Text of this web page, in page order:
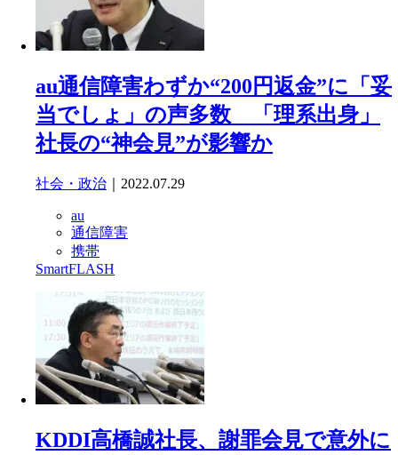
au通信障害わずか“200円返金”に「妥
当でしょ」の声多数 「理系出身」
社長の“神会見”が影響か
社会・政治 ｜2022.07.29
au
通信障害
携帯
SmartFLASH
KDDI高橋誠社長、謝罪会見で意外に